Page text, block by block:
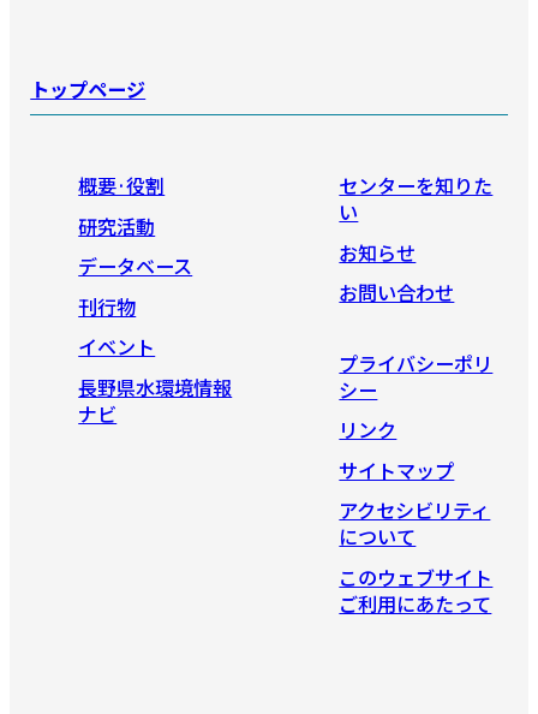
トップページ
概要·役割
研究活動
データベース
刊行物
イベント
長野県水環境情報
ナビ
センターを知りた
い
お知らせ
お問い合わせ
プライバシーポリ
シー
リンク
サイトマップ
アクセシビリティ
について
このウェブサイト
ご利用にあたって